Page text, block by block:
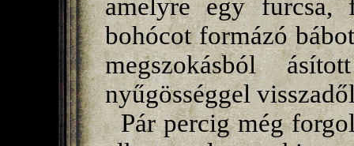
amelyre egy furcsa,
bohócot formázó
megszokásból
nyűgösséggel
Pár percig még